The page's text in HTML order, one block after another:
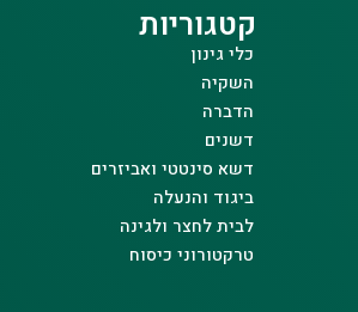
קטגוריות
כלי גינון
השקיה
הדברה
דשנים
דשא סינטטי ואביזרים
ביגוד והנעלה
לבית לחצר ולגינה
טרקטורוני כיסוח